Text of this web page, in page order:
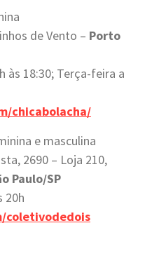
de Vento – Porto
às 18:30; Terça-feira a
chicabolacha/
e masculina
2690 – Loja 210,
Paulo/SP
20h
coletivodedois